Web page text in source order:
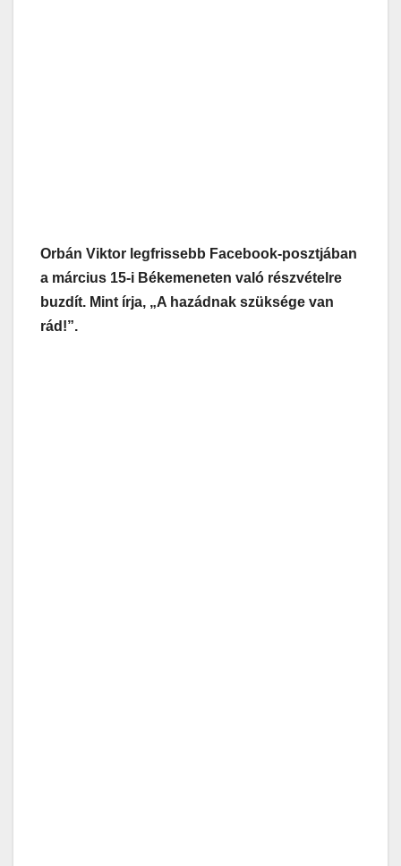
Orbán Viktor legfrissebb Facebook-posztjában
a március 15-i Békemeneten való részvételre
buzdít. Mint írja, „A hazádnak szüksége van
rád!”.